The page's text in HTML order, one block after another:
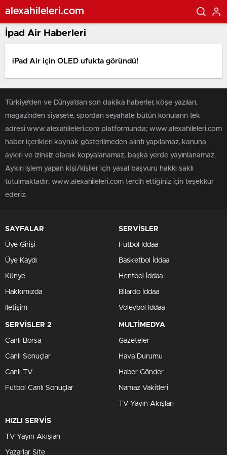
alexahileleri.com
İpad Air Haberleri
iPad Air için OLED ufukta göründü!
Türkiye'den ve Dünya’dan son dakika haberler, köşe yazıları,
magazinden siyasete, spordan seyahate bütün konuların tek
adresi www.alexahileleri.com platformunda; www.alexahileleri.com
haber içerikleri kaynak gösterilmeden alıntı yapılamaz, kanuna
aykırı ve izinsiz olarak kopyalanamaz, başka yerde yayınlanamaz.
Aykırı işlem yapan kişi/kişiler için yasal başvuru hakkı saklı
tutulmaktadır. www.alexahileleri.com tercih ettiğiniz için teşekkür
ederiz.
SAYFALAR
Üye Girişi
Üye Kaydı
Künye
Hakkımızda
İletişim
SERVİSLER
Futbol İddaa
Basketbol İddaa
Hentbol İddaa
Bilardo İddaa
Voleybol İddaa
SERVİSLER 2
Canlı Borsa
Canlı Sonuçlar
Canlı TV
Futbol Canlı Sonuçlar
MULTİMEDYA
Gazeteler
Hava Durumu
Haber Gönder
Namaz Vakitleri
TV Yayın Akışları
HIZLI SERVİS
TV Yayın Akışları
Yazarlar Site